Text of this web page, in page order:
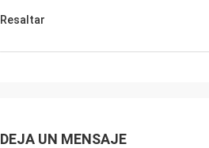
Resaltar
DEJA UN MENSAJE